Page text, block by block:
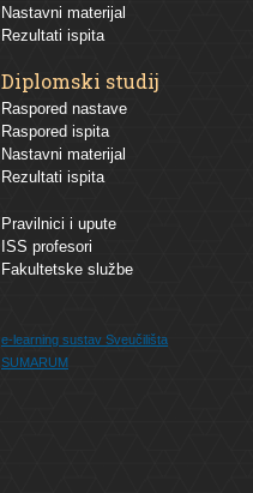
Nastavni materijal
Rezultati ispita
Diplomski studij
Raspored nastave
Raspored ispita
Nastavni materijal
Rezultati ispita
Pravilnici i upute
ISS profesori
Fakultetske službe
e-learning sustav Sveučilišta
SUMARUM